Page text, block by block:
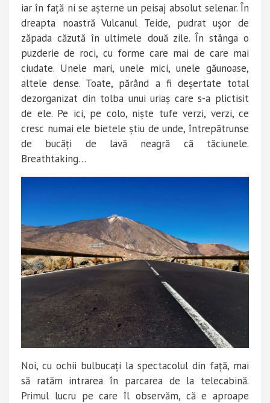
iar în față ni se așterne un peisaj absolut selenar. În
dreapta noastră Vulcanul Teide, pudrat ușor de
zăpada căzută în ultimele două zile. În stânga o
puzderie de roci, cu forme care mai de care mai
ciudate. Unele mari, unele mici, unele găunoase,
altele dense. Toate, părând a fi deșertate total
dezorganizat din tolba unui uriaș care s-a plictisit
de ele. Pe ici, pe colo, niște tufe verzi, verzi, ce
cresc numai ele bietele știu de unde, întrepătrunse
de bucăți de lavă neagră că tăciunele.
Breathtaking…
Noi, cu ochii bulbucați la spectacolul din față, mai
să ratăm intrarea în parcarea de la telecabină.
Primul lucru pe care îl observăm, că e aproape